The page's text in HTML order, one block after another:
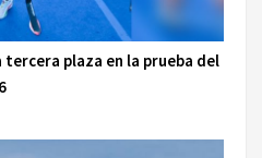
plaza en la prueba del